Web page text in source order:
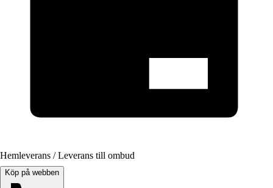
Hemleverans / Leverans till ombud
Köp på webben